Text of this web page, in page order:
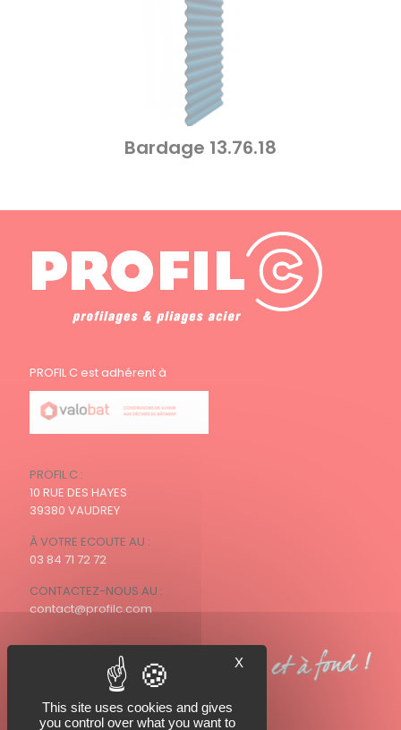
Bardage 13.76.18
PROFIL C est adhérent à
PROFIL C :
10 RUE DES HAYES
39380 VAUDREY
À VOTRE ECOUTE AU :
03 84 71 72 72
CONTACTEZ-NOUS AU :
contact@profilc.com
X
This site uses cookies and gives
you control over what you want to